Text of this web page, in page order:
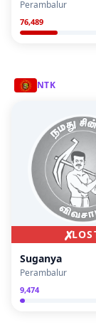
Perambalur
76,489
NTK
✗
Suganya
Perambalur
9,474